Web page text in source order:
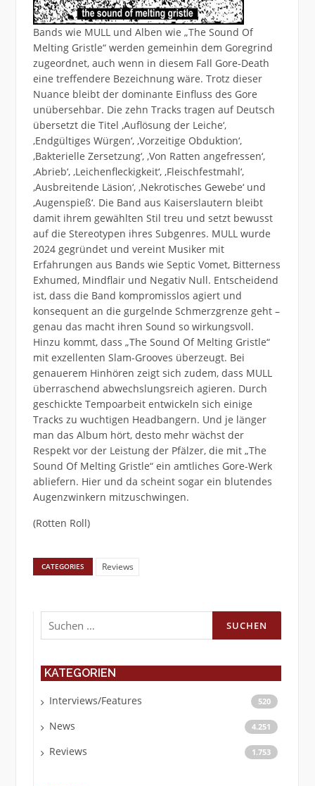
Bands wie MULL und Alben wie „The Sound Of
Melting Gristle“ werden gemeinhin dem Goregrind
zugeordnet, auch wenn in diesem Fall Gore-Death
eine treffendere Bezeichnung wäre. Trotz dieser
Nuance bleibt der dominante Einfluss des Gore
unübersehbar. Die zehn Tracks tragen auf Deutsch
übersetzt die Titel ,Auflösung der Leiche‘,
,Endgültiges Würgen‘, ,Vorzeitige Obduktion‘,
,Bakterielle Zersetzung‘, ,Von Ratten angefressen‘,
,Abrieb‘, ,Leichenfleckigkeit‘, ,Fleischfestmahl‘,
,Ausbreitende Läsion‘, ,Nekrotisches Gewebe‘ und
,Augenspieß‘. Die Band aus Kaiserslautern bleibt
damit ihrem gewählten Stil treu und setzt bewusst
auf die Stereotypen ihres Subgenres. MULL wurde
2024 gegründet und vereint Musiker mit
Erfahrungen aus Bands wie Septic Vomet, Bitterness
Exhumed, Mindflair und Negativ Null. Entscheidend
ist, dass die Band kompromisslos agiert und
konsequent an die gurgelnde Schmerzgrenze geht –
genau das macht ihren Sound so wirkungsvoll.
Hinzu kommt, dass „The Sound Of Melting Gristle“
mit exzellenten Slam-Grooves überzeugt. Bei
genauerem Hinhören zeigt sich zudem, dass MULL
überraschend abwechslungsreich agieren. Durch
geschickte Tempoarbeit entwickeln sich einige
Tracks zu wuchtigen Headbangern. Und je länger
man das Album hört, desto mehr wächst der
Respekt vor der Leistung der Pfälzer, die mit „The
Sound Of Melting Gristle“ ein amtliches Gore-Werk
abliefern. Hier und da scheint sogar ein blutendes
Augenzwinkern mitzuschwingen.
(Rotten Roll)
CATEGORIES Reviews
Suchen
nach:
KATEGORIEN
Interviews/Features 520
News 4.251
Reviews 1.753